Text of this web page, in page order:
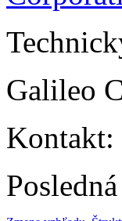
Galileo
Kontakt: